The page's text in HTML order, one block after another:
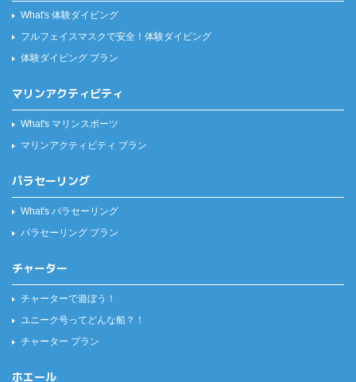
What's 体験ダイビング
フルフェイスマスクで安全！ 体験ダイビング
体験ダイビング プラン
マリンアクティビティ
What's マリンスポーツ
マリンアクティビティ プラン
パラセーリング
What's パラセーリング
パラセーリング プラン
チャーター
チャーターで遊ぼう！
ユニーク号ってどんな船？！
チャーター プラン
ホエール